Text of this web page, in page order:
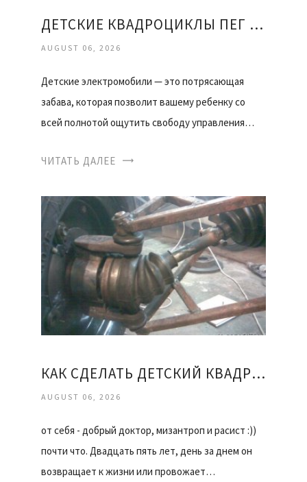
ДЕТСКИЕ КВАДРОЦИКЛЫ ПЕГ ПЕРЕГО
AUGUST 06, 2026
Детские электромобили — это потрясающая
забава, которая позволит вашему ребенку со
всей полнотой ощутить свободу управления…
ЧИТАТЬ ДАЛЕЕ
КАК СДЕЛАТЬ ДЕТСКИЙ КВАДРОЦИКЛ СВОИМИ РУКАМИ
AUGUST 06, 2026
от себя - добрый доктор, мизантроп и расист :))
почти что. Двадцать пять лет, день за днем он
возвращает к жизни или провожает…